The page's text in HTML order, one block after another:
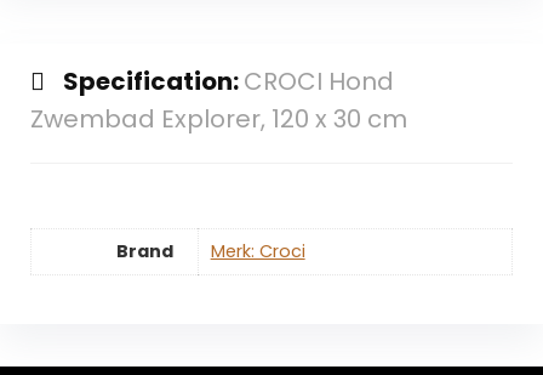
Specification:CROCI Hond
Zwembad Explorer, 120 x 30 cm
Brand Merk: Croci